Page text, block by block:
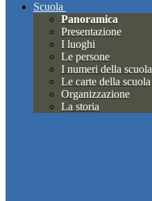
Scuola
Panoramica
Presentazione
I luoghi
Le persone
I numeri della scuola
Le carte della scuola
Organizzazione
La storia